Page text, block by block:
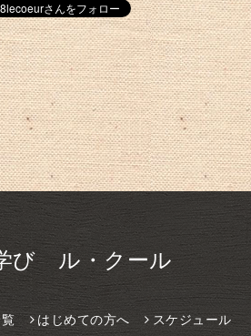
び ル・クール
はじめての方へ スケジュール